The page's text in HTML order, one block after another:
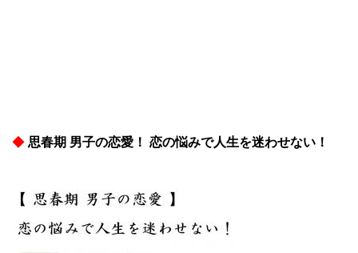
◆ 思春期 男子の恋愛！ 恋の悩みで人生を迷わせない！